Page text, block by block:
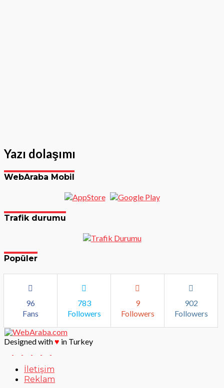
Yazı dolaşımı
WebAraba Mobil
Trafik durumu
Popüler
96
Fans
783
Followers
9
Followers
902
Followers
Designed with♥ in Turkey
İletişim
Reklam